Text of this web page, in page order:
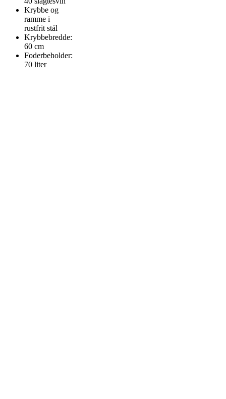
Krybbe og
ramme i
rustfrit stål
Krybbebredde:
60 cm
Foderbeholder:
70 liter